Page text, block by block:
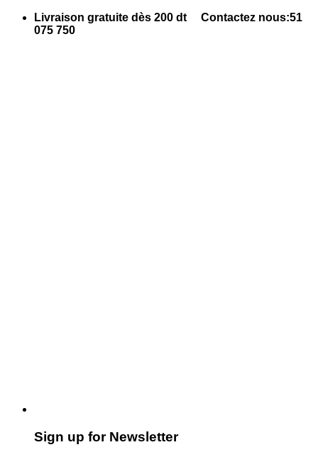
PasserLivraison gratuite dès 200 dt Contactez nous:51
075 750
Sign up for Newsletter